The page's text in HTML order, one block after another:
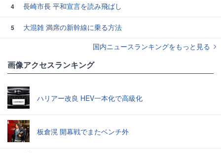
4 長崎市長 平和宣言を読み飛ばし
5
大混雑 満席の新幹線に乗る方法
国内ニュースランキングをもっと見る
画像アクセスランキング
ハリアー改良 HEV一本化で高級化
板倉滉 開幕戦でまたベンチ外